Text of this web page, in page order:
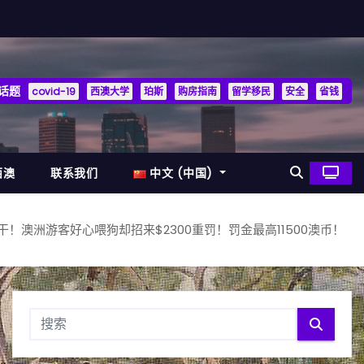
题 covid-19 西澳大学 珀斯 购房指南 留学移民 安全 省钱
澳 联系我们 中文 (中国)
！澳洲游客好心喂狗却招来$2300重罚！罚金最高11500澳币！